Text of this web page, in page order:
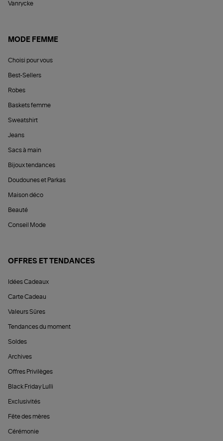
Vanrycke
MODE FEMME
Choisi pour vous
Best-Sellers
Robes
Baskets femme
Sweatshirt
Jeans
Sacs à main
Bijoux tendances
Doudounes et Parkas
Maison déco
Beauté
Conseil Mode
OFFRES ET TENDANCES
Idées Cadeaux
Carte Cadeau
Valeurs Sûres
Tendances du moment
Soldes
Archives
Offres Privilèges
Black Friday Lulli
Exclusivités
Fête des mères
Cérémonie